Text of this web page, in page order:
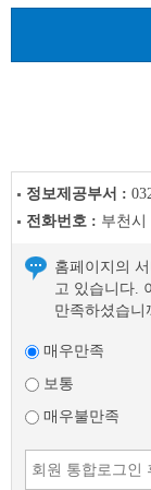
다
정보제공부서 :
전화번호 : 부천시
홈페이지의
고 있습니다.
만족하셨습니
매우만족
보통
매우불만족